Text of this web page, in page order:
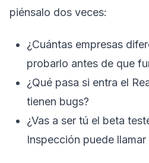
piénsalo dos veces:
¿Cuántas empresas
probarlo antes de que
¿Qué pasa si entra el
tienen bugs?
¿Vas a ser tú el beta
Inspección puede